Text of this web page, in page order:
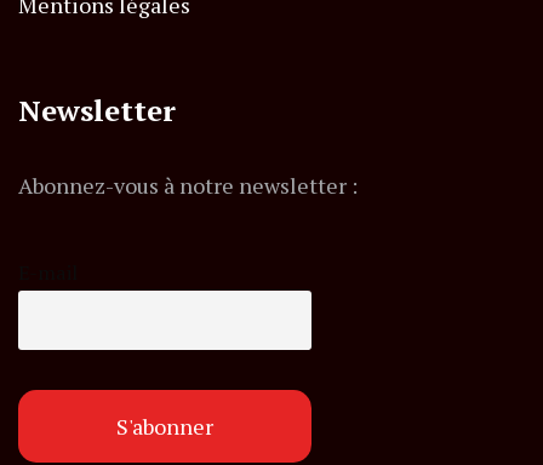
Newsletter
Abonnez-vous à notre newsletter :